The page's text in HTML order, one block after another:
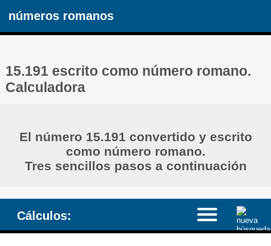
números romanos
15.191 escrito como número romano.
Calculadora
El número 15.191 convertido y escrito
como número romano.
Tres sencillos pasos a continuación
Cálculos: